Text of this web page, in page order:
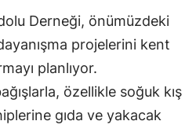
Derneği, önümüzdeki
projelerini kent
planlıyor.
özellikle soğuk kış
gıda ve yakacak